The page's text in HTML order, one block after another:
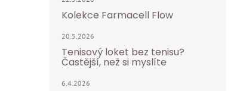
Kolekce Farmacell Flow
20.5.2026
Tenisový loket bez tenisu?
Častější, než si myslíte
6.4.2026